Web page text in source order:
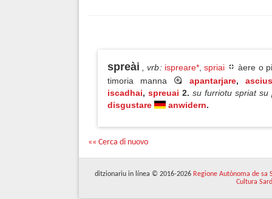
spreài , vrb: ispreare*, spriai
àere o
timoria manna
apantarjare,
iscadhai, spreuai 2. su furriotu spriat
disgustare
anwidern.
«« Cerca di nuovo
ditzionariu in línea © 2016-2026 Regione Autònoma de sa
Cultura